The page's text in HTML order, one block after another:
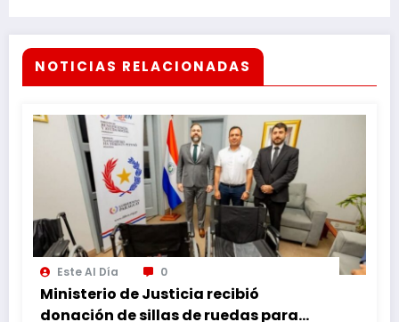
NOTICIAS RELACIONADAS
Este Al Día 0
Ministerio de Justicia recibió
donación de sillas de ruedas para